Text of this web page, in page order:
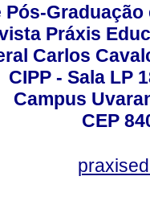
Pós-Graduação
Práxis
Carlos
CIPP - Sala LP
Campus
CEP